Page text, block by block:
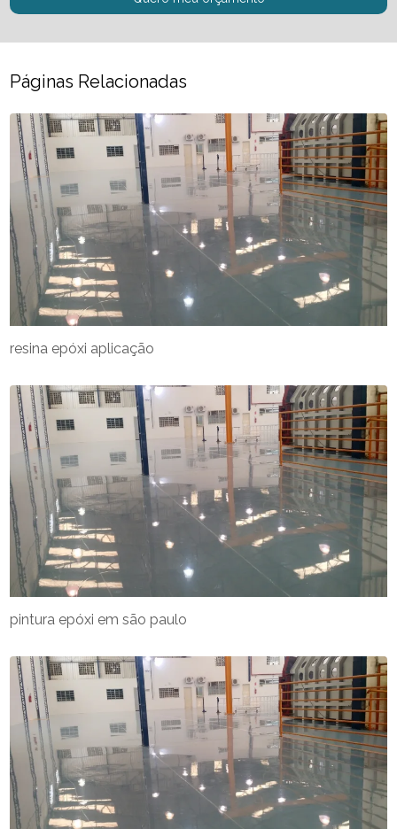
Páginas Relacionadas
resina epóxi aplicação
pintura epóxi em são paulo